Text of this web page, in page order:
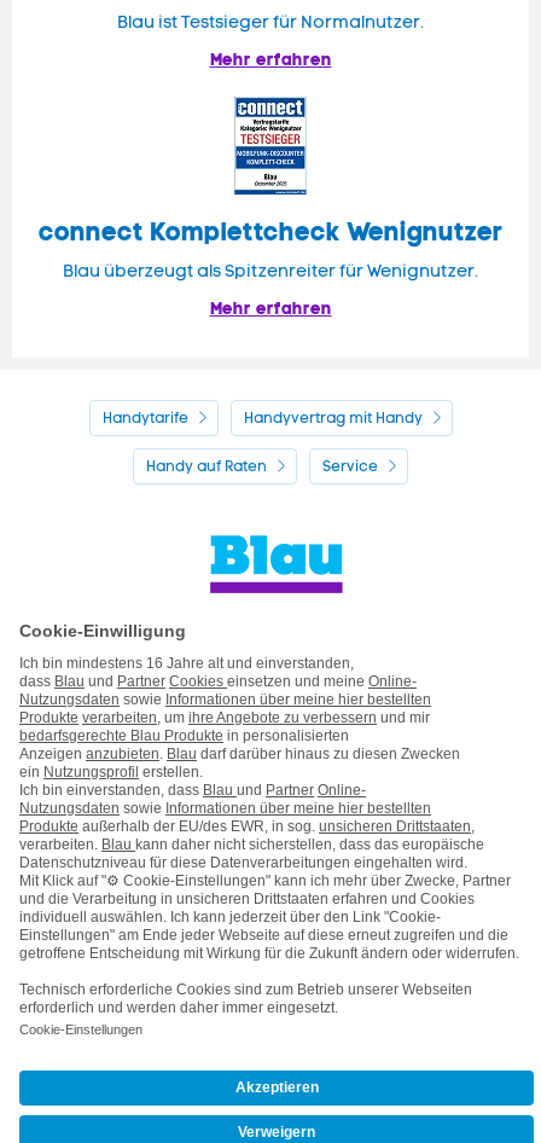
Blau ist Testsieger für Normalnutzer.
Mehr erfahren
connect Komplettcheck Wenignutzer
Blau überzeugt als Spitzenreiter für Wenignutzer.
Mehr erfahren
Handytarife Handyvertrag mit Handy
Handy auf Raten Service
Impressum AGB & Pflichtinformationen
Hinweise ElektroG/BattG
Barrierefreiheit Karriere Cookie-Einstellungen
Kooperations- & Werbepartner Vertrag widerrufen
Vertrag kündigen
Nach oben
© Telefónica Germany GmbH & Co. OHG
Ihnen